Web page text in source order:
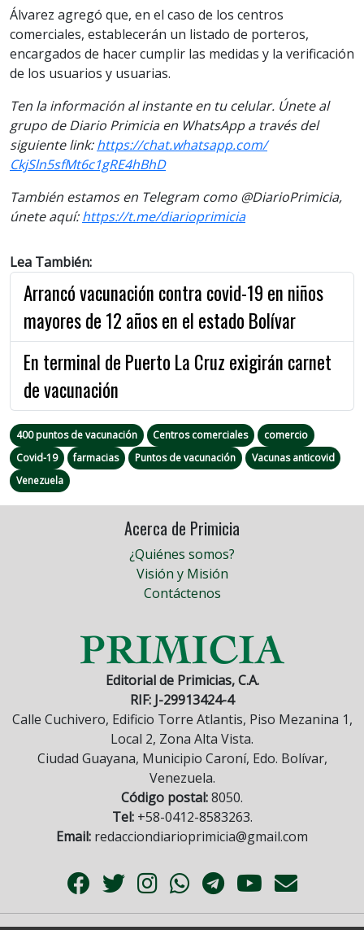
Álvarez agregó que, en el caso de los centros
comerciales, establecerán un listado de porteros,
encargados de hacer cumplir las medidas y la verificación
de los usuarios y usuarias.
Ten la información al instante en tu celular. Únete al
grupo de Diario Primicia en WhatsApp a través del
siguiente link:https://chat.whatsapp.com/
CkjSln5sfMt6c1gRE4hBhD
También estamos en Telegram como @DiarioPrimicia,
únete aquí:https://t.me/diarioprimicia
Lea También:
Arrancó vacunación contra covid-19 en niños
mayores de 12 años en el estado Bolívar
En terminal de Puerto La Cruz exigirán carnet
de vacunación
400 puntos de vacunación Centros comerciales
comercio
Covid-19
farmacias Puntos de vacunación
Vacunas anticovid
Venezuela
Acerca de Primicia
¿Quiénes somos?
Visión y Misión
Contáctenos
Editorial de Primicias, C.A.
RIF: J-29913424-4
Calle Cuchivero, Edificio Torre Atlantis, Piso Mezanina 1,
Local 2, Zona Alta Vista.
Ciudad Guayana, Municipio Caroní, Edo. Bolívar,
Venezuela.
Código postal:8050.
Tel:+58-0412-8583263.
Email: redacciondiarioprimicia@gmail.com